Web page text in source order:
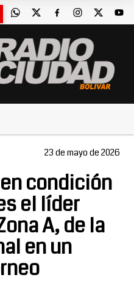
23 de mayo de 2026
condición
el líder
A, de la
en un